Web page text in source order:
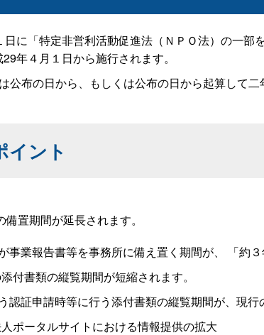
に「特定非営利活動促進法（ＮＰＯ法）の一部
年４月１日から施行されます。
公布の日から、もしくは公布の日から起算して
イント
置期間が延長されます。
事業報告書等を事務所に備え置く期間が、
「約
付書類の縦覧期間が短縮されます。
認証申請時等に行う添付書類の縦覧期間が、 現行
ポータルサイトにおける情報提供の拡大